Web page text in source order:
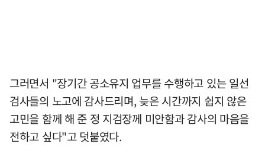
그러면서 "장기간 공소유지 업무를 수행하고 있는 일선
검사들의 노고에 감사드리며, 늦은 시간까지 쉽지 않은
고민을 함께 해 준 정 지검장께 미안함과 감사의 마음을
전하고 싶다"고 덧붙였다.